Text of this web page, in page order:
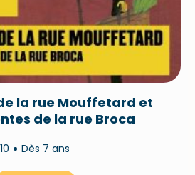
la rue Mouffetard et
de la rue Broca
Dès 7 ans